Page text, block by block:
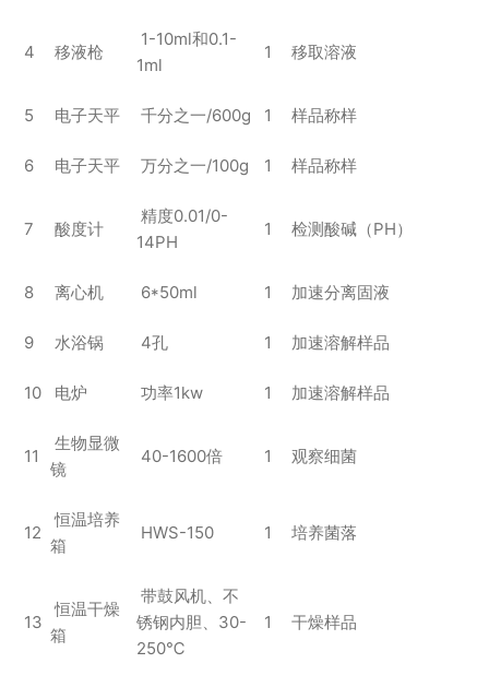
4 移液枪
1-10ml和0.1-
1ml
1 移取溶液
5 电子天平 千分之一/600g 1 样品称样
6 电子天平 万分之一/100g 1 样品称样
7 酸度计
精度0.01/0-
14PH
1 检测酸碱（PH）
8 离心机 6*50ml 1 加速分离固液
9 水浴锅 4孔 1 加速溶解样品
10 电炉 功率1kw 1 加速溶解样品
11
生物显微
镜
40-1600倍 1 观察细菌
12
恒温培养
箱
HWS-150 1 培养菌落
13
恒温干燥
箱
带鼓风机、不
锈钢内胆、30-
250℃
1 干燥样品